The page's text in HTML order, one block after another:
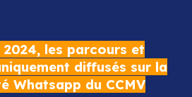
2024, les parcours et
diffusés sur la
Whatsapp du CCMV